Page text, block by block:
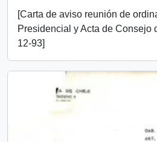
[Carta de aviso reunión de
Presidencial y Acta de Consejo
12-93]